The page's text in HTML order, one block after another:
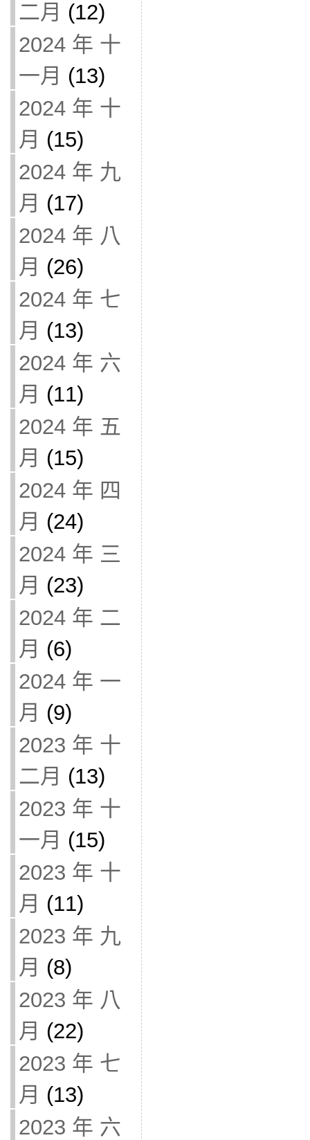
二月 (12)
2024 年 十
一月 (13)
2024 年 十
月 (15)
2024 年 九
月 (17)
2024 年 八
月 (26)
2024 年 七
月 (13)
2024 年 六
月 (11)
2024 年 五
月 (15)
2024 年 四
月 (24)
2024 年 三
月 (23)
2024 年 二
月 (6)
2024 年 一
月 (9)
2023 年 十
二月 (13)
2023 年 十
一月 (15)
2023 年 十
月 (11)
2023 年 九
月 (8)
2023 年 八
月 (22)
2023 年 七
月 (13)
2023 年 六